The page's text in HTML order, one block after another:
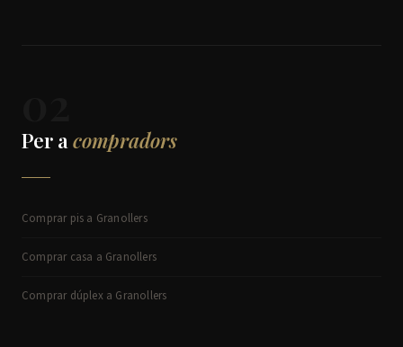
Per acompradors
Comprar pis a Granollers
Comprar casa a Granollers
Comprar dúplex a Granollers